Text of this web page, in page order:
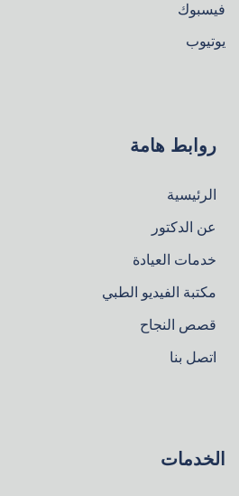
فيسبوك
يوتيوب
روابط هامة
الرئيسية
عن الدكتور
خدمات العيادة
مكتبة الفيديو الطبي
قصص النجاح
اتصل بنا
الخدمات